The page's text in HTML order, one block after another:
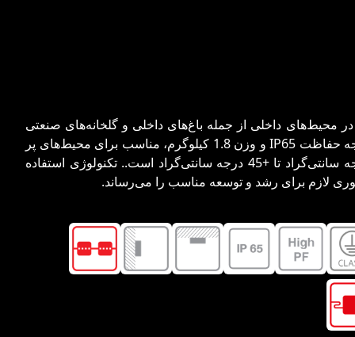
گیاهان در محیط‌های داخلی از جمله باغ‌های داخلی و گلخانه‌های صنعتی
طراحی شده است. این چراغ با درجه حفاظت IP65 و وزن 1.8 کیلوگرم، مناسب برای محیط‌های پر
رطوبت و شرایط کاری از -20 درجه سانتی‌گراد تا +45 درجه سانتی‌گراد است.. تکنولوژی استفاده
لازم برای رشد و توسعه مناسب را می‌رساند.